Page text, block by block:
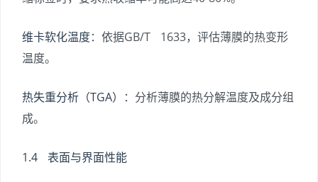
维卡软化温度：依据GB/T 1633，评估薄膜的热变形
温度。
热失重分析（TGA）
：分析薄膜的热分解温度及成分组
成。
1.4 表面与界面性能